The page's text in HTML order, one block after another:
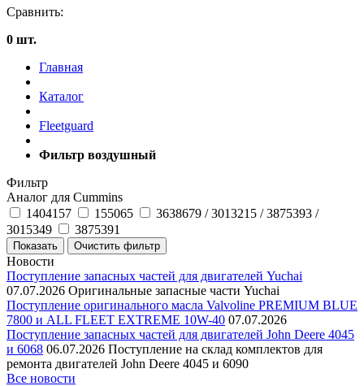
Сравнить:
0 шт.
Главная
Каталог
Fleetguard
Фильтр воздушный
Фильтр
Аналог для Cummins
1404157
155065
3638679 / 3013215 / 3875393 /
3015349
3875391
Новости
Поступление запасных частей для двигателей Yuchai
07.07.2026 Оригинальные запасные части Yuchai
Поступление оригинального масла Valvoline PREMIUM BLUE
7800 и ALL FLEET EXTREME 10W-40 07.07.2026
Поступление запасных частей для двигателей John Deere 4045
и 6068 06.07.2026 Поступление на склад комплектов для
ремонта двигателей John Deere 4045 и 6090
Все новости